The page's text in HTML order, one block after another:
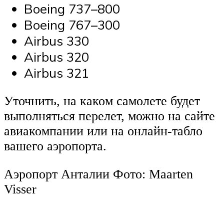
Boeing 737–800
Boeing 767–300
Airbus 330
Airbus 320
Airbus 321
Уточнить, на каком самолете будет
выполняться перелет, можно на сайте
авиакомпании или на онлайн-табло
вашего аэропорта.
Аэропорт Анталии Фото: Maarten
Visser